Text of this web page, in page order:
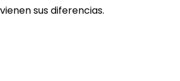
sus diferencias.